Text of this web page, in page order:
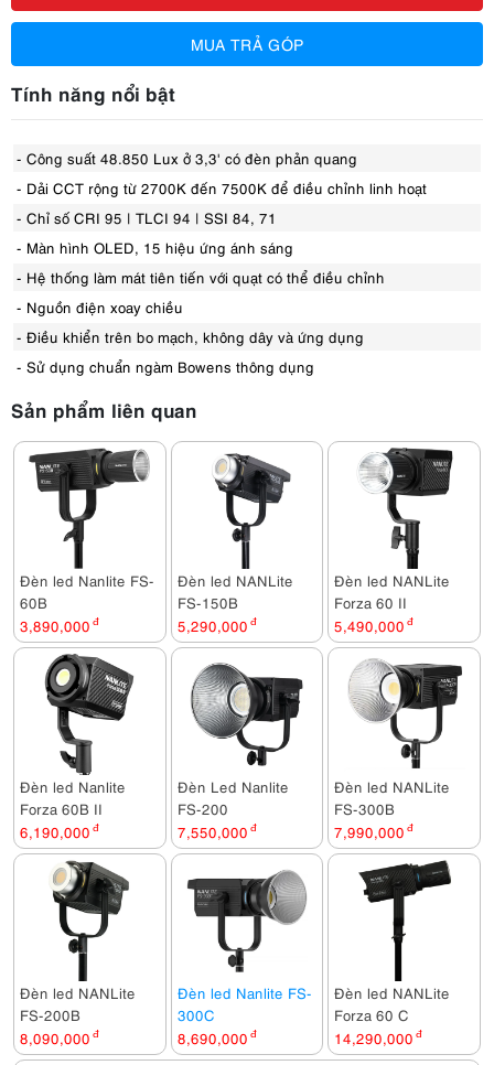
MUA TRẢ GÓP
Tính năng nổi bật
- Công suất 48.850 Lux ở 3,3' có đèn phản quang
- Dải CCT rộng từ 2700K đến 7500K để điều chỉnh linh hoạt
- Chỉ số CRI 95 | TLCI 94 | SSI 84, 71
- Màn hình OLED, 15 hiệu ứng ánh sáng
- Hệ thống làm mát tiên tiến với quạt có thể điều chỉnh
- Nguồn điện xoay chiều
- Điều khiển trên bo mạch, không dây và ứng dụng
- Sử dụng chuẩn ngàm Bowens thông dụng
Sản phẩm liên quan
Đèn led Nanlite FS-
60B
3,890,000 đ
Đèn led NANLite
FS-150B
5,290,000 đ
Đèn led NANLite
Forza 60 II
5,490,000 đ
Đèn led Nanlite
Forza 60B II
6,190,000 đ
Đèn Led Nanlite
FS-200
7,550,000 đ
Đèn led NANLite
FS-300B
7,990,000 đ
Đèn led NANLite
FS-200B
8,090,000 đ
Đèn led Nanlite FS-
300C
8,690,000 đ
Đèn led NANLite
Forza 60 C
14,290,000 đ